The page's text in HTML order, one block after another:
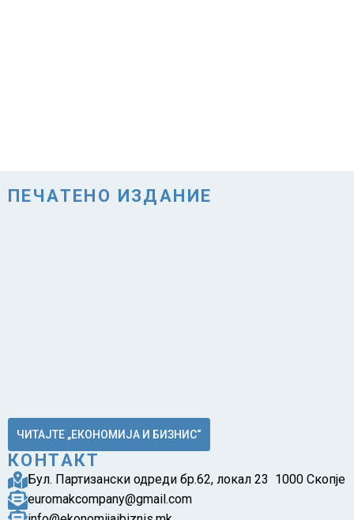
ПЕЧАТЕНО ИЗДАНИЕ
ЧИТАЈТЕ „ЕКОНОМИЈА И БИЗНИС“
КОНТАКТ
Бул. Партизански одреди бр.62, локал 23 1000 Скопје
euromakcompany@gmail.com